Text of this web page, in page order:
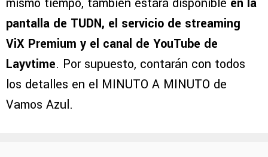
pantalla de TUDN, el servicio de streaming
ViX Premium y el canal de YouTube de
Layvtime. Por supuesto, contarán con todos
los detalles en el MINUTO A MINUTO de
Vamos Azul.